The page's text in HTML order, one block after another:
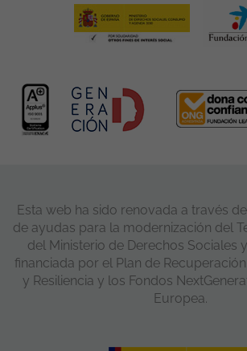
Esta web ha sido renovada a través
de ayudas para la modernización del
del Ministerio de Derechos Sociales
financiada por el Plan de
y Resiliencia y los Fondos
Europea.